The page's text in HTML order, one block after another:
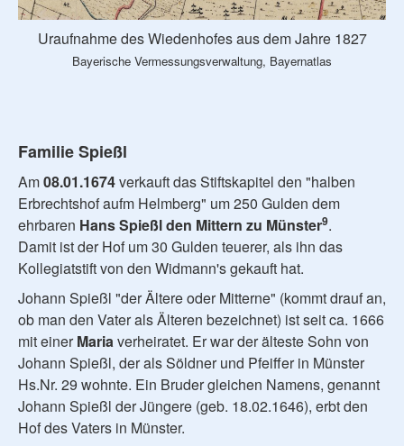
Uraufnahme des Wiedenhofes aus dem Jahre 1827
Bayerische Vermessungsverwaltung, Bayernatlas
Familie Spießl
Am08.01.1674verkauft das Stiftskapitel den "halben
Erbrechtshof aufm Helmberg" um 250 Gulden dem
ehrbaren Hans Spießl den Mittern zu Münster9.
Damit ist der Hof um 30 Gulden teuerer, als ihn das
Kollegiatstift von den Widmann's gekauft hat.
Johann Spießl "der Ältere oder Mitterne" (kommt drauf an,
ob man den Vater als Älteren bezeichnet) ist seit ca. 1666
mit einerMariaverheiratet. Er war der älteste Sohn von
Johann Spießl, der als Söldner und Pfeiffer in Münster
Hs.Nr. 29 wohnte. Ein Bruder gleichen Namens, genannt
Johann Spießl der Jüngere (geb. 18.02.1646), erbt den
Hof des Vaters in Münster.